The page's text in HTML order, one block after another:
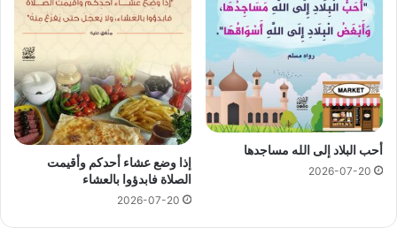
أحب البلاد إلى الله مساجدها
2026-07-20
إذا وضع عشاء أحدكم وأقيمت
الصلاة فابدؤوا بالعشاء
2026-07-20